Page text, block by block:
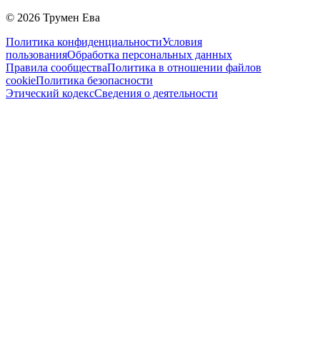
© 2026 Трумен Ева
Политика конфиденциальностиУсловия
пользованияОбработка персональных данных
Правила сообществаПолитика в отношении файлов
cookieПолитика безопасности
Этический кодексСведения о деятельности